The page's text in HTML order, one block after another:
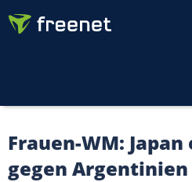
Frauen-WM:
gegen Argentinien